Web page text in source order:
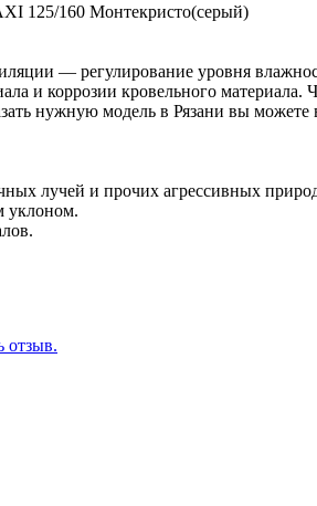
125/160 Монтекристо(серый)
— регулирование уровня
и коррозии кровельного
нужную модель в Рязани вы
лучей и прочих агрессивных
уклоном.
отзыв.